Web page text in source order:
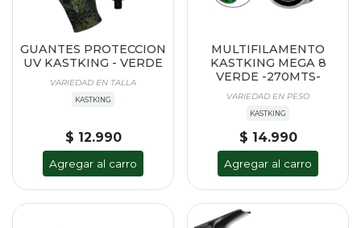
GUANTES PROTECCION
UV KASTKING - VERDE
VARIEDAD EN TALLA
KASTKING
$ 12.990
Agregar al carro
MULTIFILAMENTO
KASTKING MEGA 8
VERDE -270MTS-
VARIEDAD EN PESO
KASTKING
$ 14.990
Agregar al carro